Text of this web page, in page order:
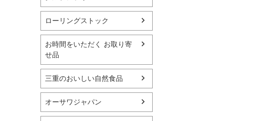
ローリングストック
お時間をいただく お取り寄
せ品
三重のおいしい自然食品
オーサワジャパン